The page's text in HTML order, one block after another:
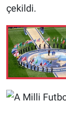
çekildi.